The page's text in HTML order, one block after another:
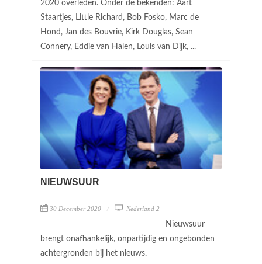
2020 overleden. Onder de bekenden: Aart
Staartjes, Little Richard, Bob Fosko, Marc de
Hond, Jan des Bouvrie, Kirk Douglas, Sean
Connery, Eddie van Halen, Louis van Dijk, ...
NIEUWSUUR
30 December 2020 Nederland 2
Nieuwsuur
brengt onafhankelijk, onpartijdig en ongebonden
achtergronden bij het nieuws.